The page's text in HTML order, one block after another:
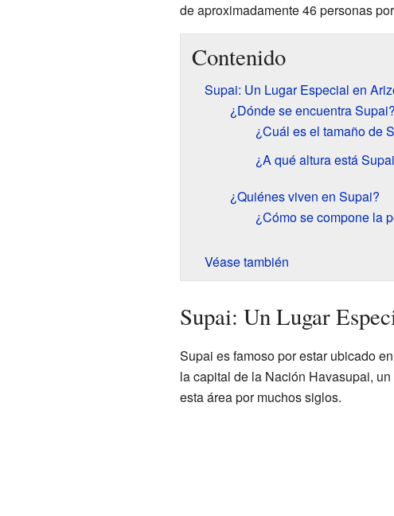
de aproximadamente 46 personas
Contenido
Supai: Un Lugar Especial en
¿Dónde se encuentra Supai?
¿Cuál es el tamaño de
¿A qué altura está
¿Quiénes viven en Supai?
¿Cómo se compone la
Véase también
Supai: Un Lugar
Supai es famoso por estar ubicado
la capital de la Nación Havasupai,
esta área por muchos siglos.